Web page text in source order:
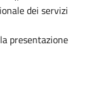
dei servizi
presentazione